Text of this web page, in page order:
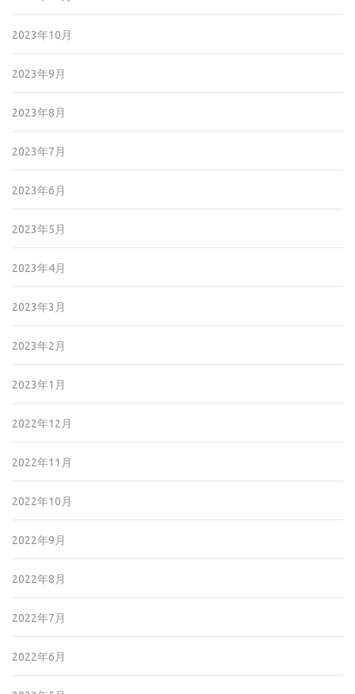
2023年10月
2023年9月
2023年8月
2023年7月
2023年6月
2023年5月
2023年4月
2023年3月
2023年2月
2023年1月
2022年12月
2022年11月
2022年10月
2022年9月
2022年8月
2022年7月
2022年6月